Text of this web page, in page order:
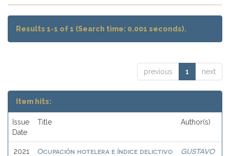
Results 1-1 of 1 (Search time: 0.001 seconds).
previous 1 next
Item hits:
Issue
Date
Title Author(s)
2021
Ocupación hotelera e índice delictivo
GUSTAVO